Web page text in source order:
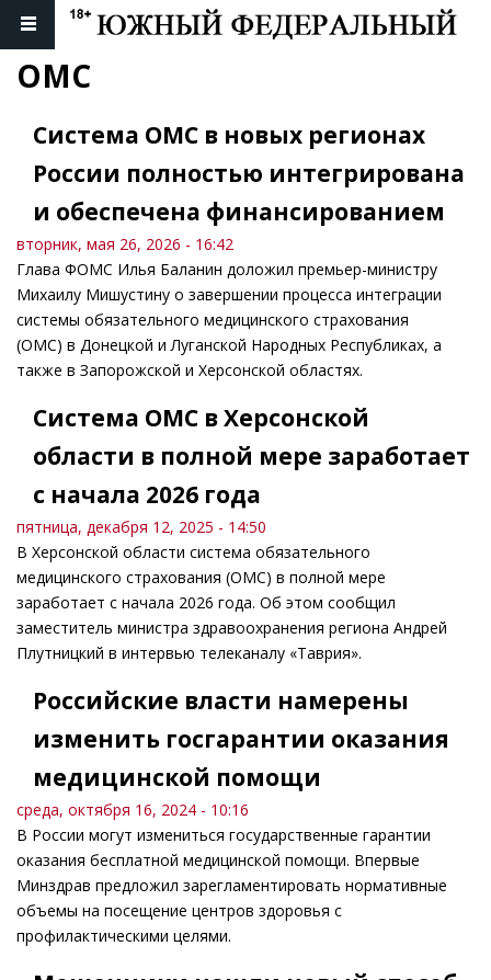
ОМС
Система ОМС в новых регионах
России полностью интегрирована
и обеспечена финансированием
вторник, мая 26, 2026 - 16:42
Глава ФОМС Илья Баланин доложил премьер-министру
Михаилу Мишустину о завершении процесса интеграции
системы обязательного медицинского страхования
(ОМС) в Донецкой и Луганской Народных Республиках, а
также в Запорожской и Херсонской областях.
Система ОМС в Херсонской
области в полной мере заработает
с начала 2026 года
пятница, декабря 12, 2025 - 14:50
В Херсонской области система обязательного
медицинского страхования (ОМС) в полной мере
заработает с начала 2026 года. Об этом сообщил
заместитель министра здравоохранения региона Андрей
Плутницкий в интервью телеканалу «Таврия».
Российские власти намерены
изменить госгарантии оказания
медицинской помощи
среда, октября 16, 2024 - 10:16
В России могут измениться государственные гарантии
оказания бесплатной медицинской помощи. Впервые
Минздрав предложил зарегламентировать нормативные
объемы на посещение центров здоровья с
профилактическими целями.